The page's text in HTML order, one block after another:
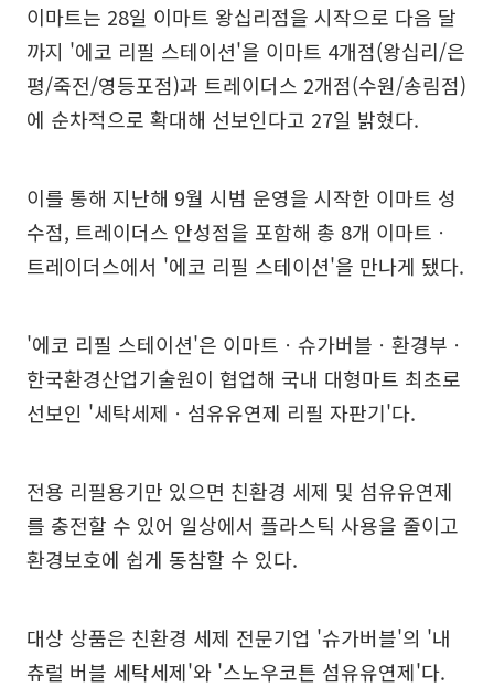
이마트는 28일 이마트 왕십리점을 시작으로 다음 달
까지 '에코 리필 스테이션'을 이마트 4개점(왕십리/은
평/죽전/영등포점)과 트레이더스 2개점(수원/송림점)
에 순차적으로 확대해 선보인다고 27일 밝혔다.
이를 통해 지난해 9월 시범 운영을 시작한 이마트 성
수점, 트레이더스 안성점을 포함해 총 8개 이마트ㆍ
트레이더스에서 '에코 리필 스테이션'을 만나게 됐다.
'에코 리필 스테이션'은 이마트ㆍ슈가버블ㆍ환경부ㆍ
한국환경산업기술원이 협업해 국내 대형마트 최초로
선보인 '세탁세제ㆍ섬유유연제 리필 자판기'다.
전용 리필용기만 있으면 친환경 세제 및 섬유유연제
를 충전할 수 있어 일상에서 플라스틱 사용을 줄이고
환경보호에 쉽게 동참할 수 있다.
대상 상품은 친환경 세제 전문기업 '슈가버블'의 '내
츄럴 버블 세탁세제'와 '스노우코튼 섬유유연제'다.